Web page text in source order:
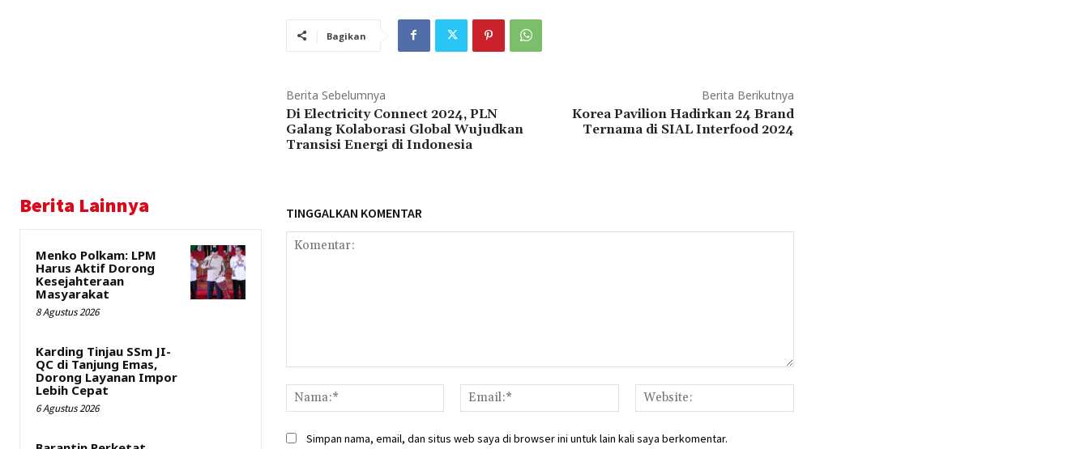
Bagikan
Berita Sebelumnya
Di Electricity Connect 2024, PLN
Galang Kolaborasi Global Wujudkan
Transisi Energi di Indonesia
Berita Berikutnya
Korea Pavilion Hadirkan 24 Brand
Ternama di SIAL Interfood 2024
Berita Lainnya
Menko Polkam: LPM
Harus Aktif Dorong
Kesejahteraan
Masyarakat
8 Agustus 2026
Karding Tinjau SSm JI-
QC di Tanjung Emas,
Dorong Layanan Impor
Lebih Cepat
6 Agustus 2026
TINGGALKAN KOMENTAR
Nama:*
Email:*
Simpan nama, email, dan situs web saya di browser ini untuk lain kali saya berkomentar.